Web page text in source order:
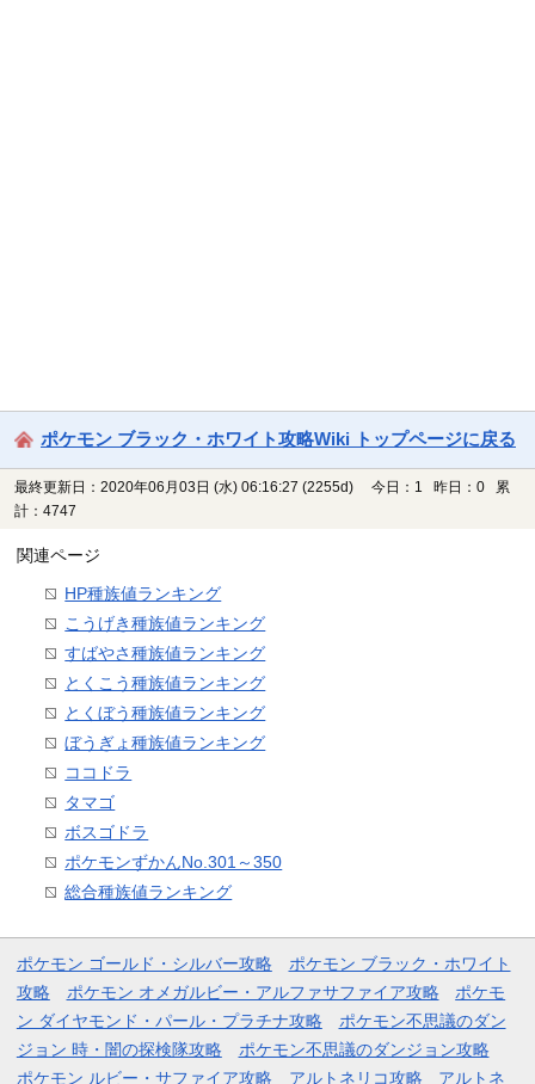
ポケモン ブラック・ホワイト攻略Wiki トップページに戻る
最終更新日：2020年06月03日 (水) 06:16:27 (2255d)
今日：1 昨日：0 累
計：4747
関連ページ
HP種族値ランキング
こうげき種族値ランキング
すばやさ種族値ランキング
とくこう種族値ランキング
とくぼう種族値ランキング
ぼうぎょ種族値ランキング
ココドラ
タマゴ
ボスゴドラ
ポケモンずかんNo.301～350
総合種族値ランキング
ポケモン ゴールド・シルバー攻略
ポケモン ブラック・ホワイト
攻略
ポケモン オメガルビー・アルファサファイア攻略
ポケモ
ン ダイヤモンド・パール・プラチナ攻略
ポケモン不思議のダン
ジョン 時・闇の探検隊攻略
ポケモン不思議のダンジョン攻略
ポケモン ルビー・サファイア攻略
アルトネリコ攻略 アルトネ